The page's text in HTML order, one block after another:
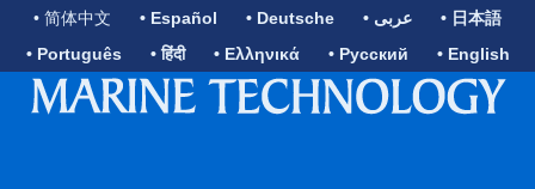
• 简体中文 • Español • Deutsche • عربى
• 日本語
• Português
• हिंदी • Ελληνικά • Русский • English